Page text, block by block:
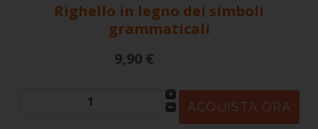
Righello in legno dei simboli
grammaticali
9,90 €